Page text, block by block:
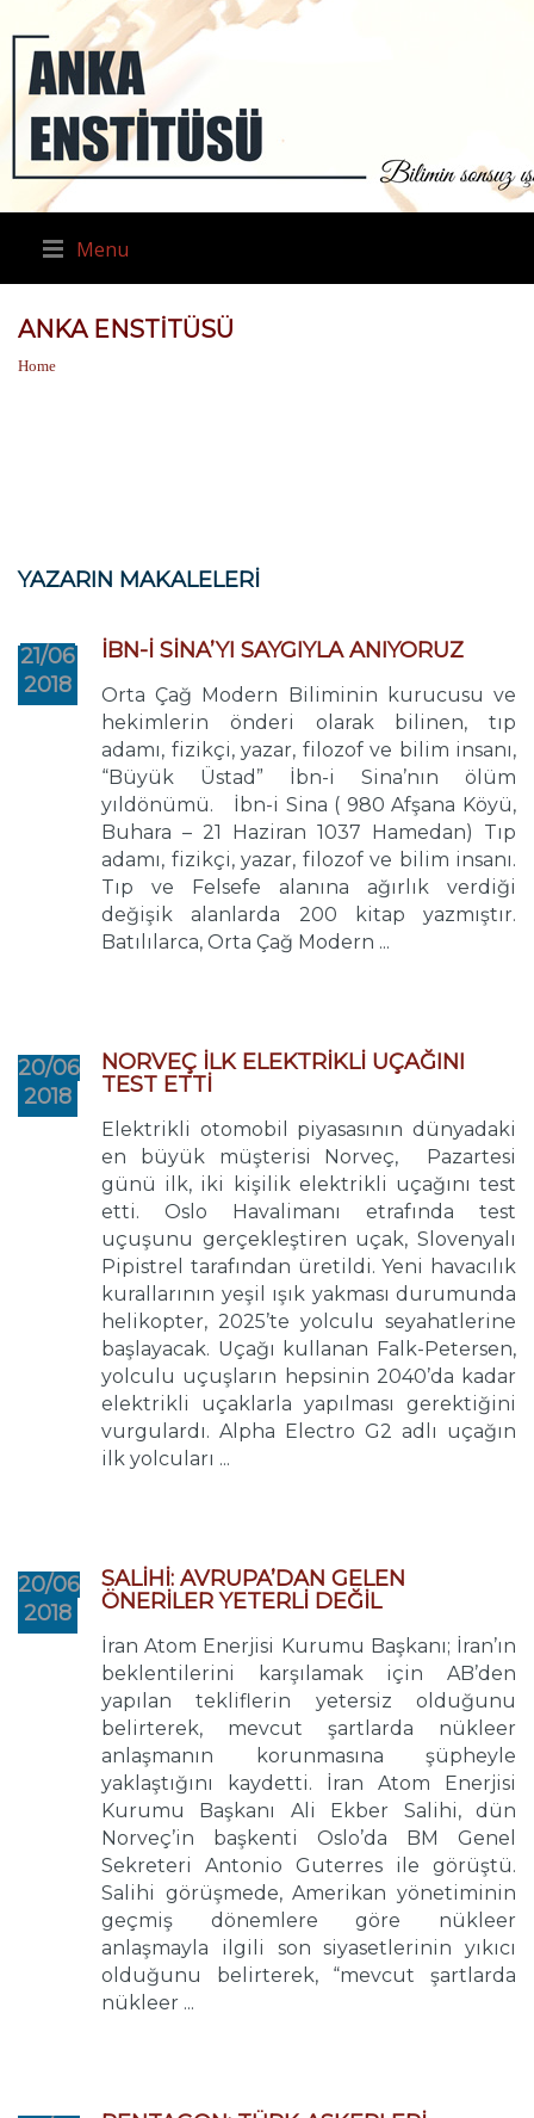
Menu
ANKA ENSTITÜSÜ
Home
YAZARIN MAKALELERİ
21/06
2018
İBN-İ SİNA’YI SAYGIYLA ANIYORUZ
Orta Çağ Modern Biliminin kurucusu ve
hekimlerin önderi olarak bilinen, tıp
adamı, fizikçi, yazar, filozof ve bilim insanı,
“Büyük Üstad” İbn-i Sina’nın ölüm
yıldönümü. İbn-i Sina ( 980 Afşana Köyü,
Buhara – 21 Haziran 1037 Hamedan) Tıp
adamı, fizikçi, yazar, filozof ve bilim insanı.
Tıp ve Felsefe alanına ağırlık verdiği
değişik alanlarda 200 kitap yazmıştır.
Batılılarca, Orta Çağ Modern ...
20/06
2018
NORVEÇ İLK ELEKTRİKLİ UÇAĞINI
TEST ETTİ
Elektrikli otomobil piyasasının dünyadaki
en büyük müşterisi Norveç, Pazartesi
günü ilk, iki kişilik elektrikli uçağını test
etti. Oslo Havalimanı etrafında test
uçuşunu gerçekleştiren uçak, Slovenyalı
Pipistrel tarafından üretildi. Yeni havacılık
kurallarının yeşil ışık yakması durumunda
helikopter, 2025’te yolculu seyahatlerine
başlayacak. Uçağı kullanan Falk-Petersen,
yolculu uçuşların hepsinin 2040’da kadar
elektrikli uçaklarla yapılması gerektiğini
vurgulardı. Alpha Electro G2 adlı uçağın
ilk yolcuları ...
20/06
2018
SALİHİ: AVRUPA’DAN GELEN
ÖNERİLER YETERLİ DEĞİL
İran Atom Enerjisi Kurumu Başkanı; İran’ın
beklentilerini karşılamak için AB’den
yapılan tekliflerin yetersiz olduğunu
belirterek, mevcut şartlarda nükleer
anlaşmanın korunmasına şüpheyle
yaklaştığını kaydetti. İran Atom Enerjisi
Kurumu Başkanı Ali Ekber Salihi, dün
Norveç’in başkenti Oslo’da BM Genel
Sekreteri Antonio Guterres ile görüştü.
Salihi görüşmede, Amerikan yönetiminin
geçmiş dönemlere göre nükleer
anlaşmayla ilgili son siyasetlerinin yıkıcı
olduğunu belirterek, “mevcut şartlarda
nükleer ...